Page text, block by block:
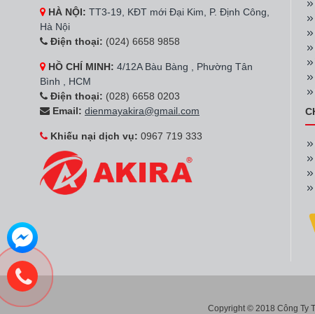
HÀ NỘI: TT3-19, KĐT mới Đại Kim, P. Định Công,
Hà Nội
Điện thoại: (024) 6658 9858
HỒ CHÍ MINH: 4/12A Bàu Bàng , Phường Tân
Bình , HCM
Điện thoại: (028) 6658 0203
Email: dienmayakira@gmail.com
Khiếu nại dịch vụ: 0967 719 333
Copyright © 2018 Công Ty